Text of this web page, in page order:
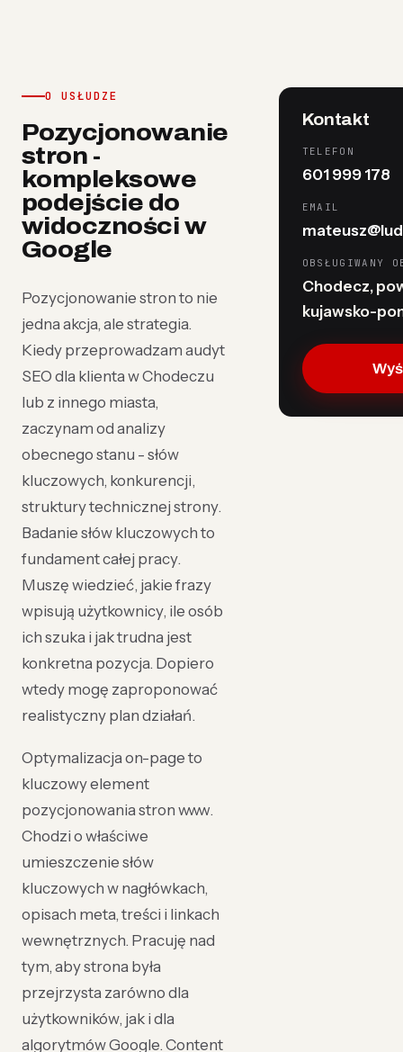
O USŁUDZE
Pozycjonowanie
stron -
kompleksowe
podejście do
widoczności w
Google
Pozycjonowanie stron to nie
jedna akcja, ale strategia.
Kiedy przeprowadzam audyt
SEO dla klienta w Chodeczu
lub z innego miasta,
zaczynam od analizy
obecnego stanu - słów
kluczowych, konkurencji,
struktury technicznej strony.
Badanie słów kluczowych to
fundament całej pracy.
Muszę wiedzieć, jakie frazy
wpisują użytkownicy, ile osób
ich szuka i jak trudna jest
konkretna pozycja. Dopiero
wtedy mogę zaproponować
realistyczny plan działań.
Optymalizacja on-page to
kluczowy element
pozycjonowania stron www.
Chodzi o właściwe
umieszczenie słów
kluczowych w nagłówkach,
opisach meta, treści i linkach
wewnętrznych. Pracuję nad
tym, aby strona była
przejrzysta zarówno dla
użytkowników, jak i dla
algorytmów Google. Content
Kontakt
TELEFON
601 999 178
EMAIL
OBSŁUGIWANY
Chodecz,
kujawsko-